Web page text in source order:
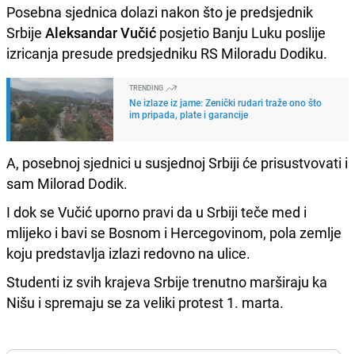
Posebna sjednica dolazi nakon što je predsjednik
Srbije Aleksandar Vučić posjetio Banju Luku poslije
izricanja presude predsjedniku RS Miloradu Dodiku.
TRENDING
Ne izlaze iz jame: Zenički rudari traže ono što
im pripada, plate i garancije
A, posebnoj sjednici u susjednoj Srbiji će prisustvovati i
sam Milorad Dodik.
I dok se Vučić uporno pravi da u Srbiji teče med i
mlijeko i bavi se Bosnom i Hercegovinom, pola zemlje
koju predstavlja izlazi redovno na ulice.
Studenti iz svih krajeva Srbije trenutno marširaju ka
Nišu i spremaju se za veliki protest 1. marta.